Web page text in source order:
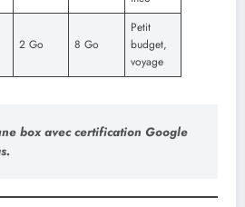
2 Go 8 Go
Petit
budget,
voyage
box aveccertification Google